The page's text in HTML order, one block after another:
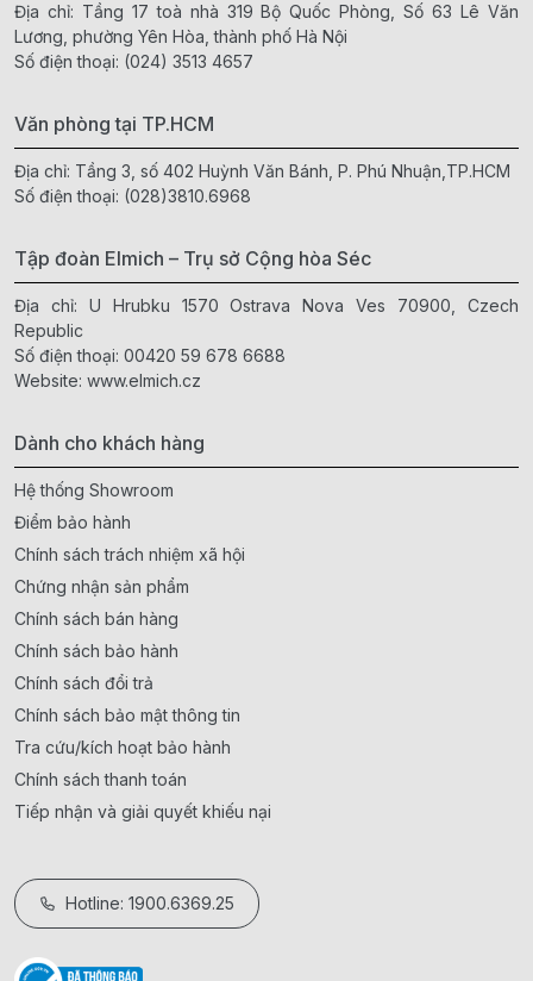
Địa chỉ: Tầng 17 toà nhà 319 Bộ Quốc Phòng, Số 63 Lê Văn
Lương, phường Yên Hòa, thành phố Hà Nội
Số điện thoại: (024) 3513 4657
Văn phòng tại TP.HCM
Địa chỉ: Tầng 3, số 402 Huỳnh Văn Bánh, P. Phú Nhuận,TP.HCM
Số điện thoại: (028)3810.6968
Tập đoàn Elmich – Trụ sở Cộng hòa Séc
Địa chỉ: U Hrubku 1570 Ostrava Nova Ves 70900, Czech
Republic
Số điện thoại: 00420 59 678 6688
Website: www.elmich.cz
Dành cho khách hàng
Hệ thống Showroom
Điểm bảo hành
Chính sách trách nhiệm xã hội
Chứng nhận sản phẩm
Chính sách bán hàng
Chính sách bảo hành
Chính sách đổi trả
Chính sách bảo mật thông tin
Tra cứu/kích hoạt bảo hành
Chính sách thanh toán
Tiếp nhận và giải quyết khiếu nại
Hotline: 1900.6369.25